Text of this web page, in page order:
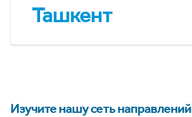
Ташкент
Изучите нашу сеть направлений